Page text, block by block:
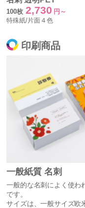
100枚 2,730 円～
特殊紙/片面４色
印刷商品
一般紙質 名刺
一般的な名刺によく使わ
です。
サイズは、一般サイズ欧